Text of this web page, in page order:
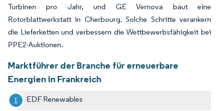
Turbinen pro Jahr, und GE Vernova baut eine
Rotorblattwerkstatt in Cherbourg. Solche Schritte verankern
die Lieferketten und verbessern die Wettbewerbsfähigkeit bei
PPE2-Auktionen.
Marktführer der Branche für erneuerbare
Energien in Frankreich
EDF Renewables